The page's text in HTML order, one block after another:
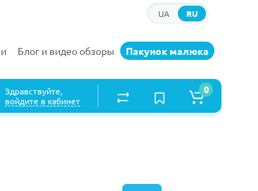
RU
UA
Блог и видео обзоры Пакунок малюка
Здравствуйте,
войдите в кабинет
0